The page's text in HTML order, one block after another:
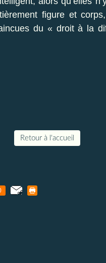
figure et
du « droit à la
Retour à l'accueil